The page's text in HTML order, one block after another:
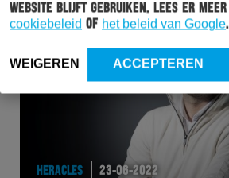
website blijft gebruiken. Lees er meer
cookiebeleid of het beleid van Google.
WEIGEREN ACCEPTEREN
HERACLES 23-06-2022